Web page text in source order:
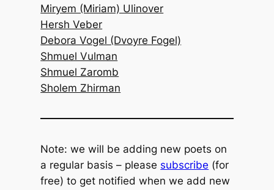
Miryem (Miriam) Ulinover
Hersh Veber
Debora Vogel (Dvoyre Fogel)
Shmuel Vulman
Shmuel Zaromb
Sholem Zhirman
Note: we will be adding new poets on
a regular basis – please subscribe (for
free) to get notified when we add new